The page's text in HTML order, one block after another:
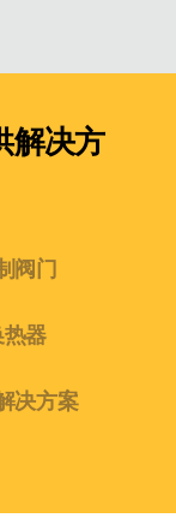
解决方
阀门
热器
决方案